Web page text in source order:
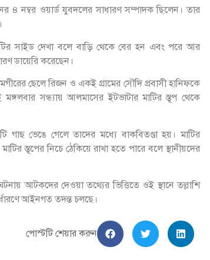
৪ নম্বর ওয়ার্ড যুবদলের সাধারণ সম্পাদক ছিলেন। তার
সাইড দেখা বলে বাড়ি থেকে বের হন এবং পরে আর
ডায়েরি করেছেন।
ছেলে রিজন ও একই গ্রামের সৌদি প্রবাসী হানিফকে
সন্ধ্যায় আলমাসের ইটভাটার মাটির স্তূপ থেকে
গাছ ভেঙে গেলে তাদের মধ্যে বাকবিতণ্ডা হয়। মাটির
স্তূপের নিচে ঠেকিয়ে রাখা হতে পারে বলে স্থানীয়দের
আটকদের দেওয়া তথ্যের ভিত্তিতে ওই স্থানে তল্লাশি
আইনগত তদন্ত চলছে।
পোস্টটি শেয়ার করুন